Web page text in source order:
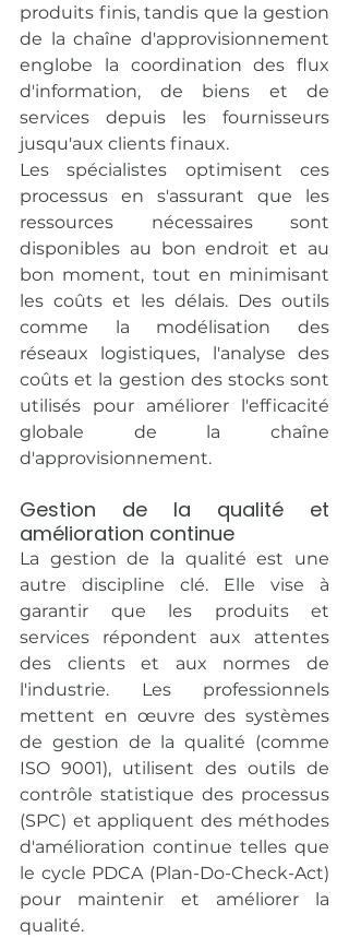
produits finis, tandis que la gestion
de la chaîne d'approvisionnement
englobe la coordination des flux
d'information, de biens et de
services depuis les fournisseurs
jusqu'aux clients finaux.
Les spécialistes optimisent ces
processus en s'assurant que les
ressources nécessaires sont
disponibles au bon endroit et au
bon moment, tout en minimisant
les coûts et les délais. Des outils
comme la modélisation des
réseaux logistiques, l'analyse des
coûts et la gestion des stocks sont
utilisés pour améliorer l'efficacité
globale de la chaîne
d'approvisionnement.
Gestion de la qualité et
amélioration continue
La gestion de la qualité est une
autre discipline clé. Elle vise à
garantir que les produits et
services répondent aux attentes
des clients et aux normes de
l'industrie. Les professionnels
mettent en œuvre des systèmes
de gestion de la qualité (comme
ISO 9001), utilisent des outils de
contrôle statistique des processus
(SPC) et appliquent des méthodes
d'amélioration continue telles que
le cycle PDCA (Plan-Do-Check-Act)
pour maintenir et améliorer la
qualité.